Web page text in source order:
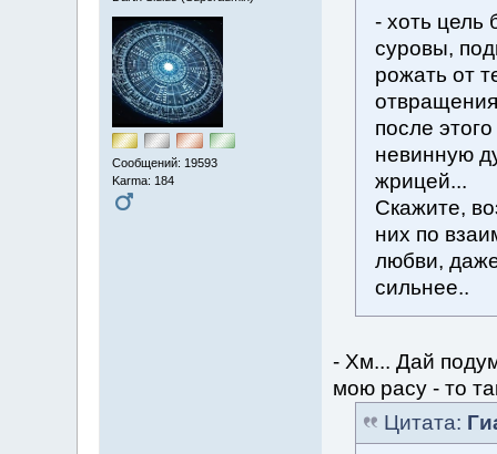
Сообщений: 19593
Karma: 184
- хоть цель
суровы,
рожать от
после
невинную
жрицей...
Скажите,
них по
любви,
сильнее..
- Хм... Дай
мою расу - то
Цитата: